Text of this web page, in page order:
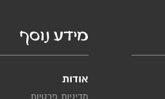
מידע נוסף
אודות
מדיניות פרטיות